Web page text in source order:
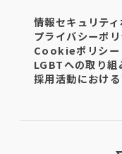
情報セキュリテ
プライバシーポ
Cookieポリシー
LGBTへの取り組
採用活動におけ